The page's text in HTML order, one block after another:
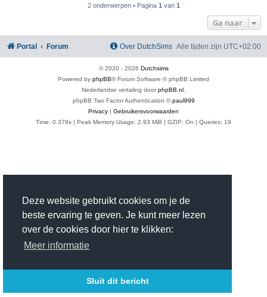
Deze website gebruikt cookies om je de
beste ervaring te geven. Je kunt meer lezen
over de cookies door hier te klikken:
Meer informatie
Sluit dit bericht
2 onderwerpen • Pagina 1 van 1
Ga naar
Portal Forum Alle tijden zijn UTC+02:00
Over DutchSims
© 2020 - 2026 Dutchsims
Powered by phpBB® Forum Software © phpBB Limited
Nederlandse vertaling doorphpBB.nl
phpBB Two Factor Authentication ©paul999
Privacy | Gebruikersvoorwaarden
Time: 0.379s | Peak Memory Usage: 2.93 MiB | GZIP: On | Queries: 19